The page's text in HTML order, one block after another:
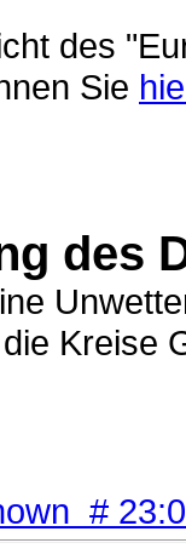
des
Sie
des
Kreise
#